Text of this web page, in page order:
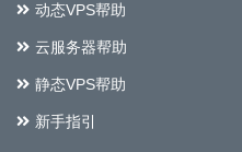
动态VPS帮助
云服务器帮助
静态VPS帮助
新手指引